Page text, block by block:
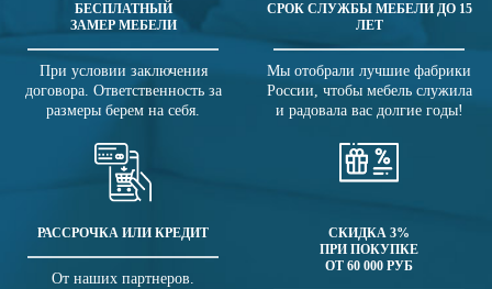
БЕСПЛАТНЫЙ
ЗАМЕР МЕБЕЛИ
При условии заключения
договора. Ответственность за
размеры берем на себя.
СРОК СЛУЖБЫ МЕБЕЛИ ДО 15
ЛЕТ
Мы отобрали лучшие фабрики
России, чтобы мебель служила
и радовала вас долгие годы!
РАССРОЧКА ИЛИ КРЕДИТ
От наших партнеров.
СКИДКА 3%
ПРИ ПОКУПКЕ
ОТ 60 000 РУБ